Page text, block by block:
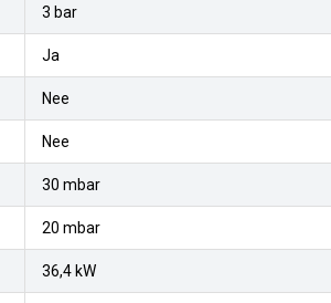
3 bar
Ja
Nee
Nee
30 mbar
20 mbar
36,4 kW